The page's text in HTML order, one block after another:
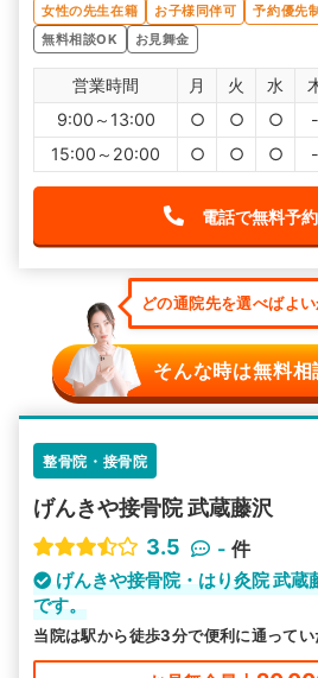
女性の先生在籍
お子様同伴可 予約優先制
無料相談OK
お見舞金
営業時間 月 火 水
9:00～13:00
○ ○ ○ -
15:00～20:00
○ ○ ○ -
電話で無料予
どの通院先を選べばよ
そんな時は無料
整骨院・接骨院
げんきや接骨院 武蔵藤沢
3.5
- 件
げんきや接骨院・はり灸院 武
です。
当院は駅から徒歩3分で便利に通ってい